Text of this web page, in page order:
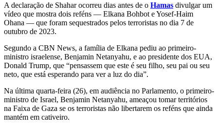
A declaração de Shahar ocorreu dias antes de o Hamas divulgar um
vídeo que mostra dois reféns — Elkana Bohbot e Yosef-Haim
Ohana — que foram sequestrados pelos terroristas no dia 7 de
outubro de 2023.
Segundo a CBN News, a família de Elkana pediu ao primeiro-
ministro israelense, Benjamin Netanyahu, e ao presidente dos EUA,
Donald Trump, que “pensassem que este é seu filho, seu pai ou seu
neto, que está esperando para ver a luz do dia”.
Na última quarta-feira (26), em audiência no Parlamento, o primeiro-
ministro de Israel, Benjamin Netanyahu, ameaçou tomar territórios
na Faixa de Gaza se os terroristas não libertarem os reféns que ainda
mantém em cativeiro.